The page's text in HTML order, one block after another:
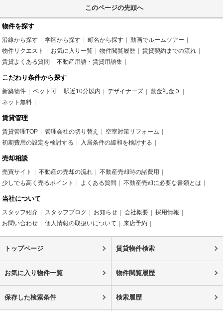
このページの先頭へ
物件を探す
沿線から探す 学区から探す 町名から探す
動画でルームツアー
物件リクエスト
お気に入り一覧 物件閲覧履歴
賃貸契約までの流れ
賃貸よくある質問
不動産用語・賃貸用語集
こだわり条件から探す
新築物件 ペット可 駅近10分以内 デザイナーズ
敷金礼金０
ネット無料
賃貸管理
賃貸管理TOP 管理会社の切り替え
空室対策リフォーム
初期費用の設定を検討する
入居条件の緩和を検討する
売却相談
売買サイト 不動産の売却の流れ
不動産売却時の諸費用
少しでも高く売るポイント
よくある質問 不動産売却に必要な書類とは
当社について
スタッフ紹介 スタッフブログ お知らせ 会社概要
採用情報
お問い合わせ
個人情報の取扱いについて 来店予約
トップページ 賃貸物件検索
お気に入り物件一覧 物件閲覧履歴
保存した検索条件 検索履歴